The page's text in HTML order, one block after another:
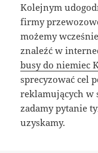
Kolejnym
firmy
możemy
znaleźć w
busy do niemiec
sprecyzować cel
reklamujących w
zadamy pytanie
uzyskamy.